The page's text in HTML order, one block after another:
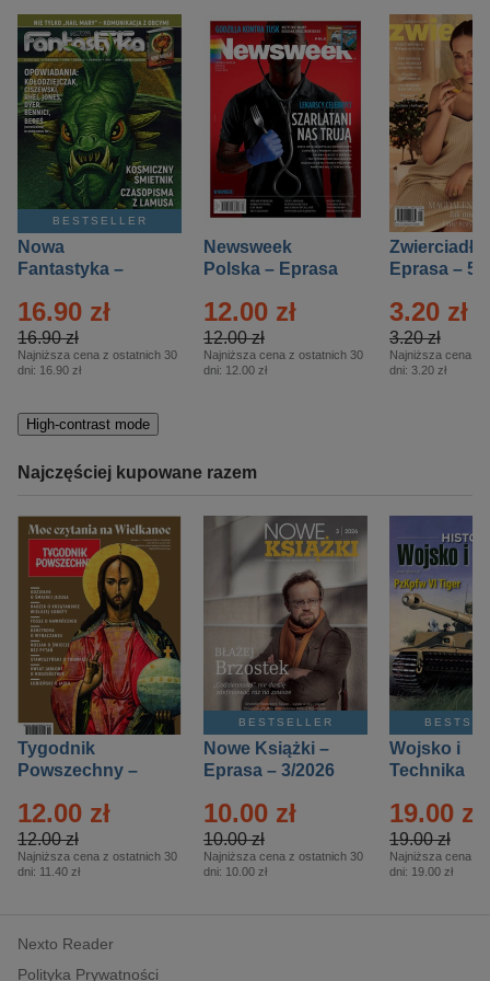
BESTSELLER
Nowa
Fantastyka –
16.90 zł
16.90 zł
Najniższa cena z ostatnich 30
dni: 16.90 zł
Newsweek
Polska – Eprasa
12.00 zł
12.00 zł
Najniższa cena z ostatnich 30
dni: 12.00 zł
Zwierciadło
Eprasa – 5/
3.20 zł
3.20 zł
Najniższa cena z
dni: 3.20 zł
High-contrast mode
Najczęściej kupowane razem
Tygodnik
Powszechny –
12.00 zł
12.00 zł
Najniższa cena z ostatnich 30
dni: 11.40 zł
BESTSELLER
Nowe Książki –
Eprasa – 3/2026
10.00 zł
10.00 zł
Najniższa cena z ostatnich 30
dni: 10.00 zł
Wojsko i
Technika
– 2/2026
19.00 zł
19.00 zł
Najniższa cena z
dni: 19.00 zł
Nexto Reader
Polityka Prywatności